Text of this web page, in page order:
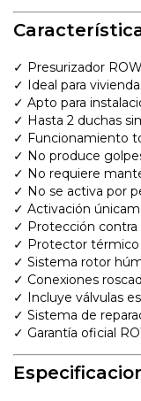
✓ Presurizador
✓ Ideal para
✓ Apto para
✓ Hasta 2 duchas
✓ Funcionamiento
✓ No produce
✓ No requiere
✓ No se activa por
✓ Activación
✓ Protección
✓ Protector térmico
✓ Sistema rotor
✓ Conexiones
✓ Incluye válvulas
✓ Sistema de
✓ Garantía oficial